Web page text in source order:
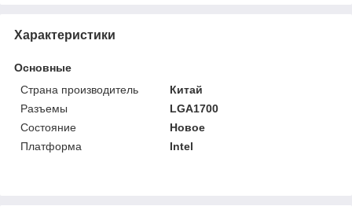
Характеристики
Основные
Страна производитель
Китай
Разъемы
LGA1700
Состояние
Новое
Платформа
Intel